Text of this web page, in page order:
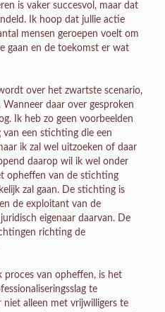
is vaker succesvol, maar dat
Ik hoop dat jullie actie
mensen geroepen voelt om
gaan en de toekomst er wat
over het zwartste scenario,
daar over gesproken
Ik heb zo geen voorbeelden
een stichting die een
ik zal wel uitzoeken of daar
daarop wil ik wel onder
opheffen van de stichting
zal gaan. De stichting is
de exploitant van de
eigenaar daarvan. De
richting de
proces van opheffen, is het
te
alleen met vrijwilligers te